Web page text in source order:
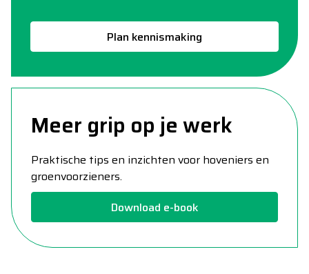
Plan kennismaking
Meer grip op je werk
Praktische tips en inzichten voor hoveniers en
groenvoorzieners.
Download e-book